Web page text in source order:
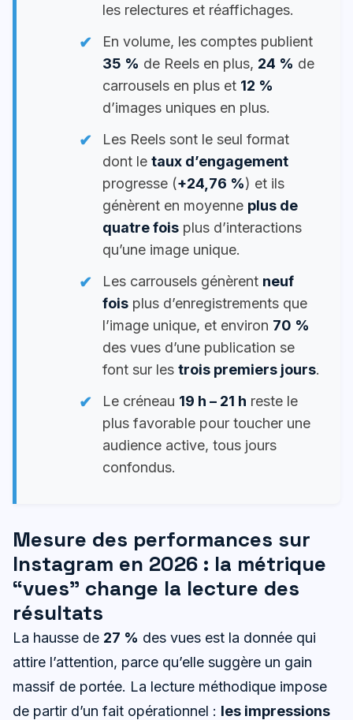
les relectures et réaffichages.
En volume, les comptes publient
35 % de Reels en plus, 24 % de
carrousels en plus et 12 %
d’images uniques en plus.
Les Reels sont le seul format
dont le taux d’engagement
progresse (+24,76 %) et ils
génèrent en moyenne plus de
quatre fois plus d’interactions
qu’une image unique.
Les carrousels génèrent neuf
fois plus d’enregistrements que
l’image unique, et environ 70 %
des vues d’une publication se
font sur les trois premiers jours.
Le créneau 19 h – 21 h reste le
plus favorable pour toucher une
audience active, tous jours
confondus.
Mesure des performances sur
Instagram en 2026 : la métrique
“vues” change la lecture des
résultats
La hausse de 27 % des vues est la donnée qui
attire l’attention, parce qu’elle suggère un gain
massif de portée. La lecture méthodique impose
de partir d’un fait opérationnel : les impressions